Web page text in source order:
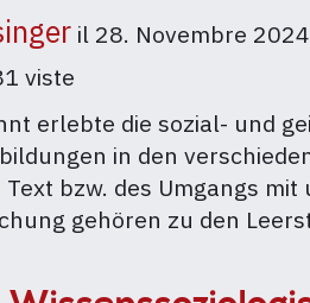
il 28. Novembre
viste
erlebte die sozial- und
in den
bzw. des Umgangs
gehören zu den